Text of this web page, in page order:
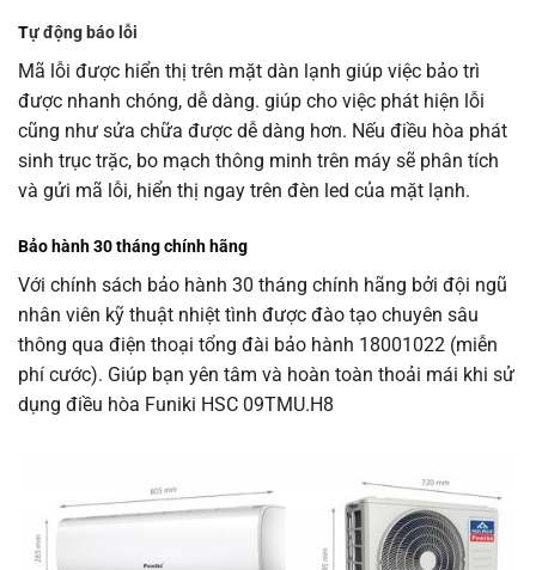
Tự động báo lỗi
Mã lỗi được hiển thị trên mặt dàn lạnh giúp việc bảo trì
được nhanh chóng, dễ dàng. giúp cho việc phát hiện lỗi
cũng như sửa chữa được dễ dàng hơn. Nếu điều hòa phát
sinh trục trặc, bo mạch thông minh trên máy sẽ phân tích
và gửi mã lỗi, hiển thị ngay trên đèn led của mặt lạnh.
Bảo hành 30 tháng chính hãng
Với chính sách bảo hành 30 tháng chính hãng bởi đội ngũ
nhân viên kỹ thuật nhiệt tình được đào tạo chuyên sâu
thông qua điện thoại tổng đài bảo hành 18001022 (miễn
phí cước). Giúp bạn yên tâm và hoàn toàn thoải mái khi sử
dụng điều hòa Funiki HSC 09TMU.H8